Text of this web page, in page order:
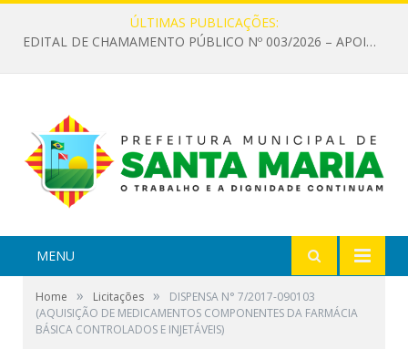
ÚLTIMAS PUBLICAÇÕES:
EDITAL DE CHAMAMENTO PÚBLICO Nº 003/2026 – APOIO À INFRAESTRUTURA CULTURAL
MENU
Home » Licitações »
DISPENSA N° 7/2017-090103
(AQUISIÇÃO DE MEDICAMENTOS COMPONENTES DA FARMÁCIA
BÁSICA CONTROLADOS E INJETÁVEIS)